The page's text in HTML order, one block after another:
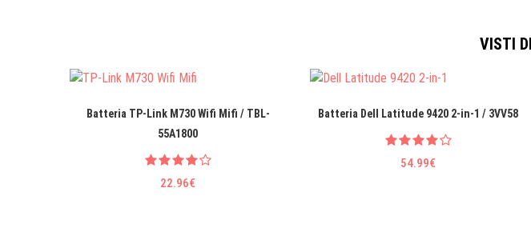
VISTI
Batteria TP-Link M730 Wifi Mifi / TBL-
55A1800
22.96€
Batteria Dell Latitude 9420 2-in-1 / 3VV58
54.99€